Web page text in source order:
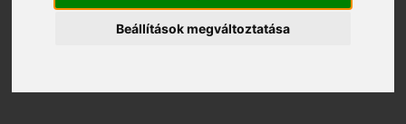
Beállítások megváltoztatása
Jelentkezz augusztus 13-ig!